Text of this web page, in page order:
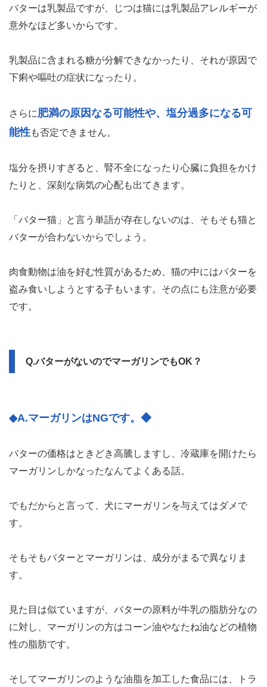
バターは乳製品ですが、じつは猫には乳製品アレルギーが
意外なほど多いからです。
乳製品に含まれる糖が分解できなかったり、それが原因で
下痢や嘔吐の症状になったり。
さらに肥満の原因なる可能性や、塩分過多になる可
能性も否定できません。
塩分を摂りすぎると、腎不全になったり心臓に負担をかけ
たりと、深刻な病気の心配も出てきます。
「バター猫」と言う単語が存在しないのは、そもそも猫と
バターが合わないからでしょう。
肉食動物は油を好む性質があるため、猫の中にはバターを
盗み食いしようとする子もいます。その点にも注意が必要
です。
Q.バターがないのでマーガリンでもOK？
◆A.マーガリンはNGです。◆
バターの価格はときどき高騰しますし、冷蔵庫を開けたら
マーガリンしかなったなんてよくある話。
でもだからと言って、犬にマーガリンを与えてはダメで
す。
そもそもバターとマーガリンは、成分がまるで異なりま
す。
見た目は似ていますが、バターの原料が牛乳の脂肪分なの
に対し、マーガリンの方はコーン油やなたね油などの植物
性の脂肪です。
そしてマーガリンのような油脂を加工した食品には、トラ